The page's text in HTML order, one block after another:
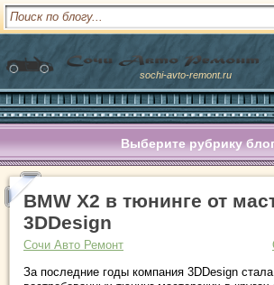
sochi-avto-remont.ru
Выберите рубрику
BMW X2 в тюнинге от
3DDesign
Сочи Авто Ремонт
За последние годы компания 3DDesign